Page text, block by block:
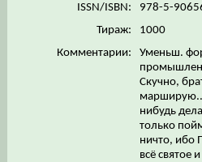
ISSN/ISBN:
978-5-
Тираж:
1000
Комментарии:
Уменьш.
Скучно,
марширую...
нибудь
только
ничто, ибо
всё святое